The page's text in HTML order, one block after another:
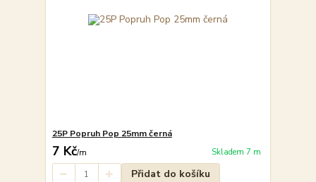
25P Popruh Pop 25mm černá
7 Kč/m Skladem 7 m
Přidat do košíku